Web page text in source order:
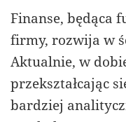
Finanse, będąca
firmy, rozwija w
Aktualnie, w
przekształcając
bardziej